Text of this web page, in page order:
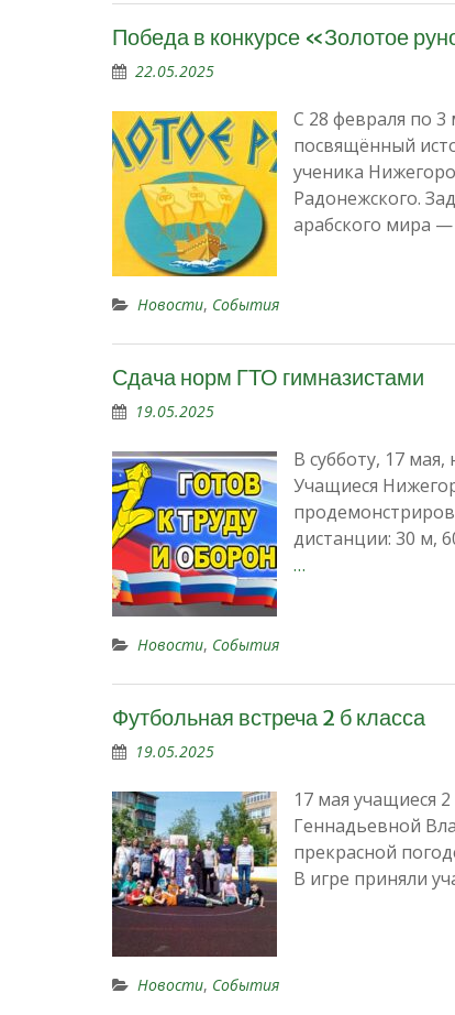
Победа в конкурсе «Золотое
22.05.2025
С 28 февраля по
посвящённый
ученика
Радонежского.
арабского мира —
Новости, События
Сдача норм ГТО гимназистами
19.05.2025
В субботу, 17
Учащиеся
дистанции: 30 м,
…
Новости, События
Футбольная встреча 2 б класса
19.05.2025
17 мая учащиеся
Геннадьевной
прекрасной
В игре приняли
Новости, События